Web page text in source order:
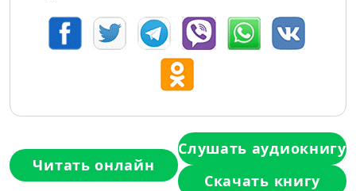
Читать онлайн
Слушать аудиокнигу
Скачать книгу